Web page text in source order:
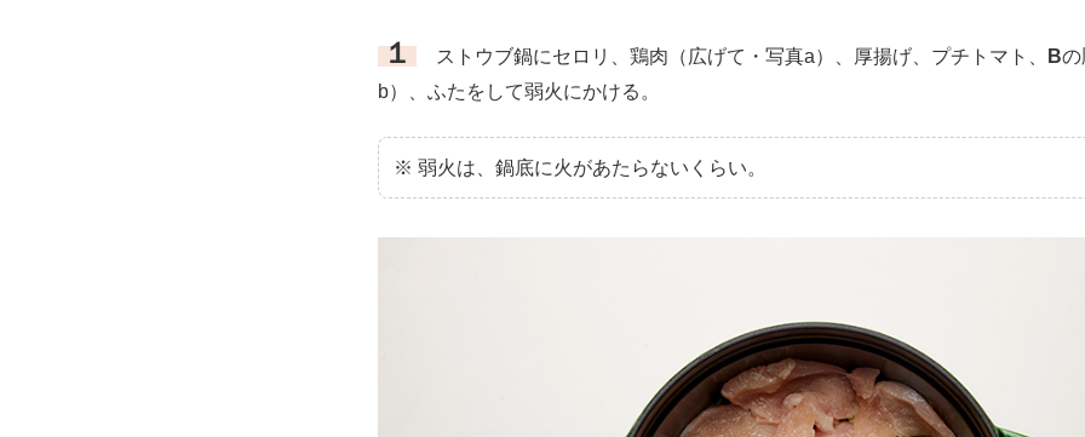
１ ストウブ鍋にセロリ、鶏肉（広げて・写真a）、厚揚げ、プチトマト、 Bの
b）、ふたをして弱火にかける。
※ 弱火は、鍋底に火があたらないくらい。